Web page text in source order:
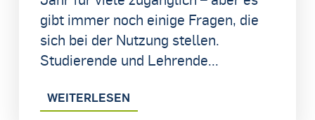
gibt immer noch einige Fragen, die
sich bei der Nutzung stellen.
Studierende und Lehrende...
WEITERLESEN